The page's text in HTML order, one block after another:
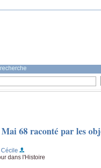
68 raconté par les
dans l'Histoire